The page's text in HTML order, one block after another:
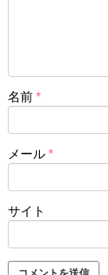
名前 *
メール *
サイト